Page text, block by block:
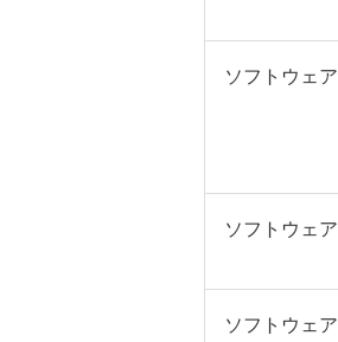
ソフトウェア
ソフトウェア
ソフトウェア